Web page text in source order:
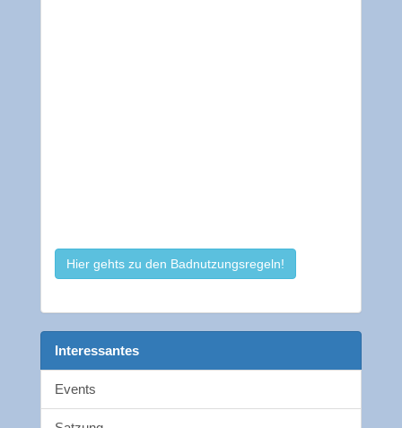
Hier gehts zu den Badnutzungsregeln!
Interessantes
Events